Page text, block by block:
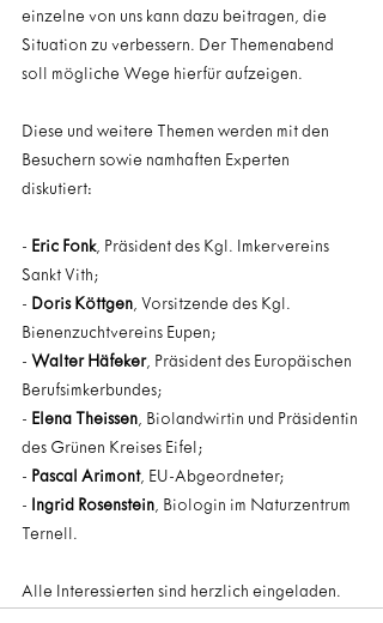
einzelne von uns kann dazu beitragen, die
Situation zu verbessern. Der Themenabend
soll mögliche Wege hierfür aufzeigen.
Diese und weitere Themen werden mit den
Besuchern sowie namhaften Experten
diskutiert:
- Eric Fonk, Präsident des Kgl. Imkervereins
Sankt Vith;
- Doris Köttgen , Vorsitzende des Kgl.
Bienenzuchtvereins Eupen;
- Walter Häfeker, Präsident des Europäischen
Berufsimkerbundes;
- Elena Theissen , Biolandwirtin und Präsidentin
des Grünen Kreises Eifel;
- Pascal Arimont, EU-Abgeordneter;
-
Ingrid Rosenstein , Biologin im Naturzentrum
Ternell.
Alle Interessierten sind herzlich eingeladen.